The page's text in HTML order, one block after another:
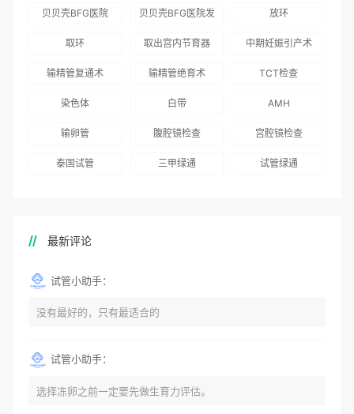
务
术”和“法律支持”
贝贝壳BFG医院
贝贝壳BFG医院发
国版）》
放环
取环 取出宫内节育器 中期妊娠引产术
输精管复通术 输精管绝育术 TCT检查
染色体 白带 AMH
输卵管 腹腔镜检查 宫腔镜检查
泰国试管 三甲绿通 试管绿通
最新评论
试管小助手：
没有最好的，只有最适合的
试管小助手：
选择冻卵之前一定要先做生育力评估。